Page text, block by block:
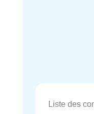
Liste des